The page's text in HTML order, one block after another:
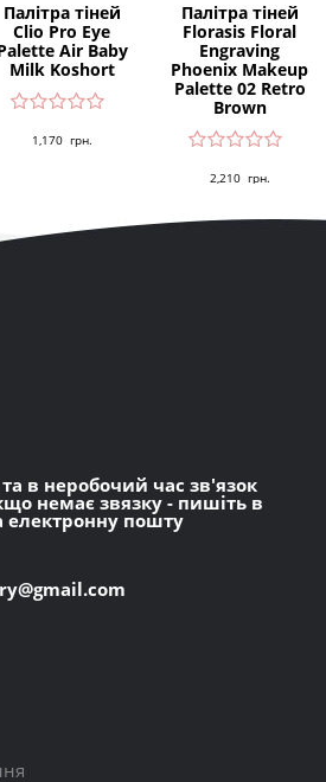
Палітра тіней
Clio Pro Eye
Air Baby
Milk Koshort
1,170 грн.
Палітра тіней
Florasis Floral
Engraving
Phoenix Makeup
Palette 02 Retro
Brown
2,210 грн.
в неробочий час зв'язок
немає звязку - пишіть в
електронну пошту